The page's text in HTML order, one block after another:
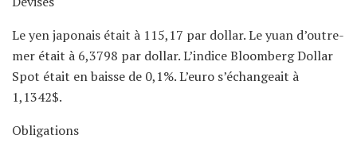
Le yen japonais était à 115,17 par dollar. Le yuan d’outre-
mer était à 6,3798 par dollar. L’indice Bloomberg Dollar
Spot était en baisse de 0,1%. L’euro s’échangeait à
1,1342$.
Obligations